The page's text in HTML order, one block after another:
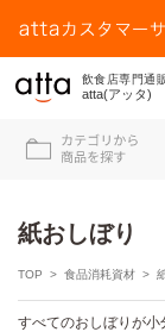
飲食店専門通
atta(アッタ)
紙おしぼり
TOP > 食品消耗資材 >
すべてのおしぼりが